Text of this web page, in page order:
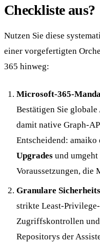
Checkliste aus?
Nutzen Sie diese
einer vorgefertigten
365 hinweg:
Microsoft-365-
Bestätigen Sie
damit native Graph-
Entscheidend:
Upgrades und
Voraussetzungen,
Granulare
strikte Least-
Zugriffskontrollen
Repositorys der